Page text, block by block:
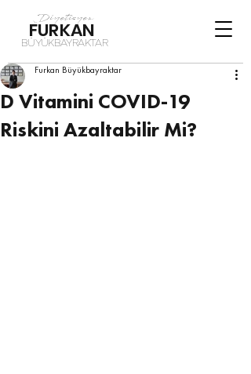
Diyetisyen
FURKAN
BÜYÜKBAYRAKTAR
D Vitamini COVID-19
Riskini Azaltabilir Mi?
Furkan Büyükbayraktar